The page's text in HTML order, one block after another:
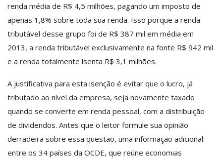
renda média de R$ 4,5 milhões, pagando um imposto de
apenas 1,8% sobre toda sua renda. Isso porque a renda
tributável desse grupo foi de R$ 387 mil em média em
2013, a renda tributável exclusivamente na fonte R$ 942 mil
e a renda totalmente isenta R$ 3,1 milhões.
A justificativa para esta isenção é evitar que o lucro, já
tributado ao nível da empresa, seja novamente taxado
quando se converte em renda pessoal, com a distribuição
de dividendos. Antes que o leitor formule sua opinião
derradeira sobre essa questão, uma informação adicional:
entre os 34 países da OCDE, que reúne economias